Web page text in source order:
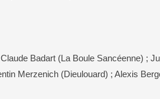
Badart (La Boule Sancéenne) ;
Merzenich (Dieulouard) ; Alexis